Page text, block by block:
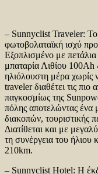
– Sunnyclist Traveler:
φωτοβολαταϊκή ισχύ
Εξοπλισμένo με πετάλια
μπαταρία Λιθίου
ηλιόλουστη μέρα χωρίς
traveler διαθέτει τις
παγκοσμίως της
πόλης αποτελώντας ένα
διακοπών, τουριστικής
Διατίθεται και με
τη συνέργεια του ήλιου
210km.
– Sunnyclist Hotel: Η